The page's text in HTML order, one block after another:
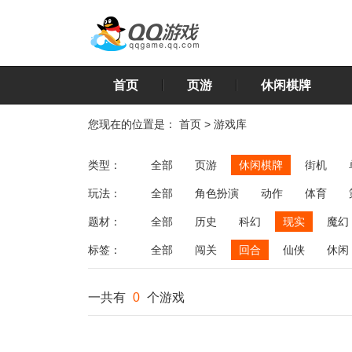
首页 页游 休闲棋牌
您现在的位置是： 首页 > 游戏库
类型： 全部 页游 休闲棋牌 街机
玩法： 全部 角色扮演 动作 体育
飞行
恋爱 第三人称射击 棋类
题材： 全部 历史 科幻 现实 魔幻
标签： 全部 闯关 回合 仙侠 休闲
一共有 0 个游戏